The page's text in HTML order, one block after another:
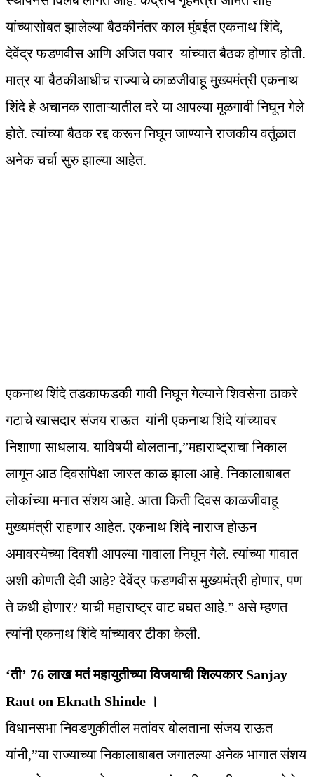
यांच्यासोबत झालेल्या बैठकीनंतर काल मुंबईत एकनाथ शिंदे,
देवेंद्र फडणवीस आणि अजित पवार यांच्यात बैठक होणार होती.
मात्र या बैठकीआधीच राज्याचे काळजीवाहू मुख्यमंत्री एकनाथ
शिंदे हे अचानक साताऱ्यातील दरे या आपल्या मूळगावी निघून गेले
होते. त्यांच्या बैठक रद्द करून निघून जाण्याने राजकीय वर्तुळात
अनेक चर्चा सुरु झाल्या आहेत.
एकनाथ शिंदे तडकाफडकी गावी निघून गेल्याने शिवसेना ठाकरे
गटाचे खासदार संजय राऊत यांनी एकनाथ शिंदे यांच्यावर
निशाणा साधलाय. याविषयी बोलताना,”महाराष्ट्राचा निकाल
लागून आठ दिवसांपेक्षा जास्त काळ झाला आहे. निकालाबाबत
लोकांच्या मनात संशय आहे. आता किती दिवस काळजीवाहू
मुख्यमंत्री राहणार आहेत. एकनाथ शिंदे नाराज होऊन
अमावस्येच्या दिवशी आपल्या गावाला निघून गेले. त्यांच्या गावात
अशी कोणती देवी आहे? देवेंद्र फडणवीस मुख्यमंत्री होणार, पण
ते कधी होणार? याची महाराष्ट्र वाट बघत आहे.” असे म्हणत
त्यांनी एकनाथ शिंदे यांच्यावर टीका केली.
‘ती’ 76 लाख मतं महायुतीच्या विजयाची शिल्पकार Sanjay
Raut on Eknath Shinde ।
विधानसभा निवडणुकीतील मतांवर बोलताना संजय राऊत
यांनी,”या राज्याच्या निकालाबाबत जगातल्या अनेक भागात संशय